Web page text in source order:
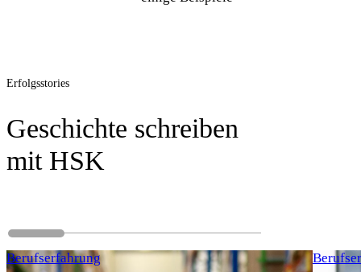
Erfolgsstories
Geschichte schreiben
mit HSK
Berufserfahrung